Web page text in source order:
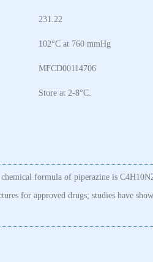
231.22
102°C at 760 mmHg
MFCD00114706
Store at 2-8°C.
formula of piperazine is
for approved drugs; studies have